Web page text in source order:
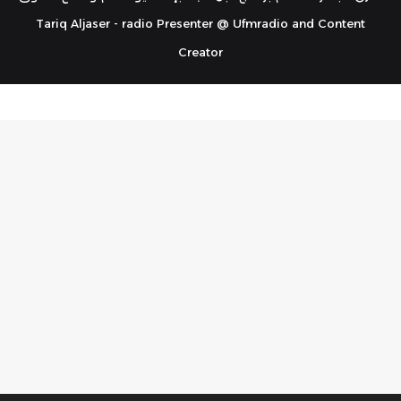
Tariq Aljaser - radio Presenter @ Ufmradio and Content
Creator